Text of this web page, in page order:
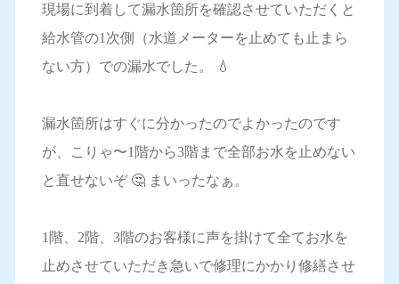
現場に到着して漏水箇所を確認させていただくと
給水管の1次側（水道メーターを止めても止まら
ない方）での漏水でした。 💧
漏水箇所はすぐに分かったのでよかったのです
が、こりゃ〜1階から3階まで全部お水を止めない
と直せないぞ 🤔 まいったなぁ。
1階、2階、3階のお客様に声を掛けて全てお水を
止めさせていただき急いで修理にかかり修繕させ